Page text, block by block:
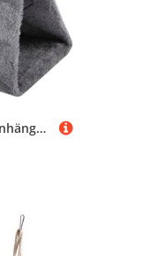
Fdit Bequeme Papageienhängematte, Vogelhängekäfig mit Hakendesign, Winter Warmes Bett für Vögel, Haustierspielzeug (M)